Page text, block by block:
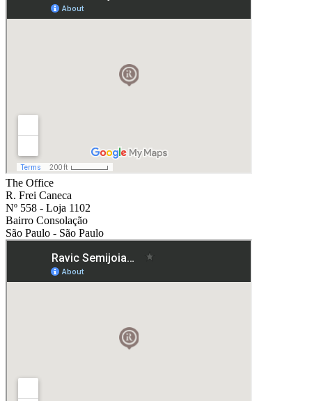
The Office
R. Frei Caneca
Nº 558 - Loja 1102
Bairro Consolação
São Paulo - São Paulo